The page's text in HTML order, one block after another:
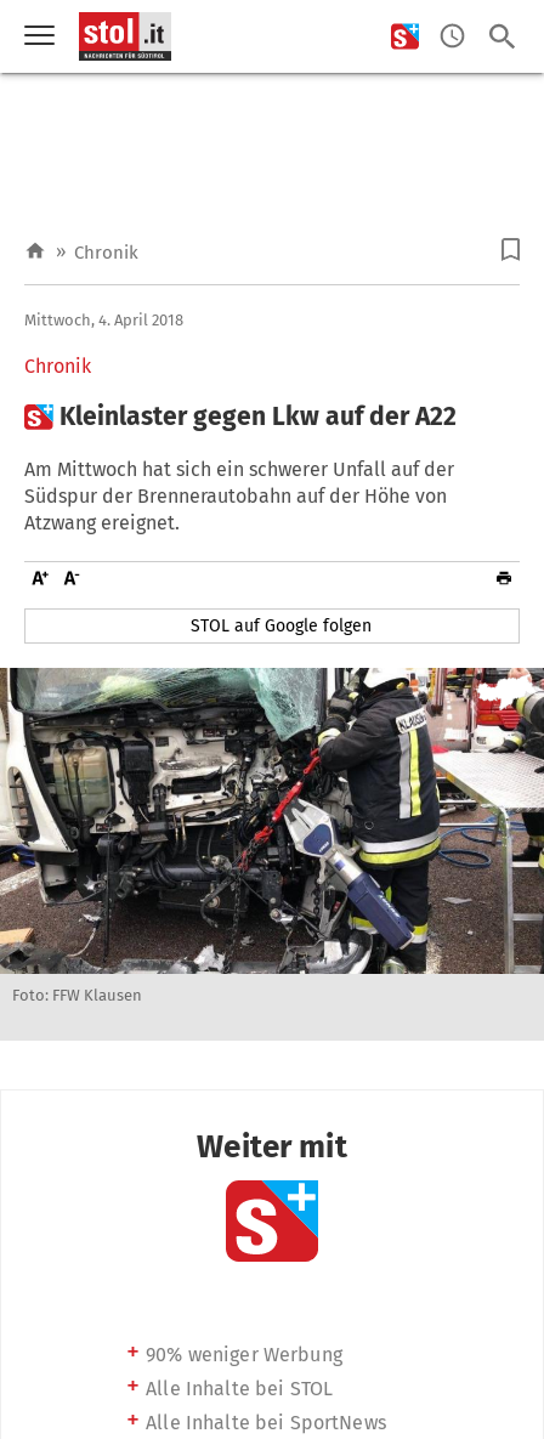
» Chronik
Chronik
Mittwoch, 4. April 2018
 Kleinlaster gegen Lkw auf der A22
Am Mittwoch hat sich ein schwerer Unfall auf der
Südspur der Brennerautobahn auf der Höhe von
Atzwang ereignet.
STOL auf Google folgen
Foto: FFW Klausen